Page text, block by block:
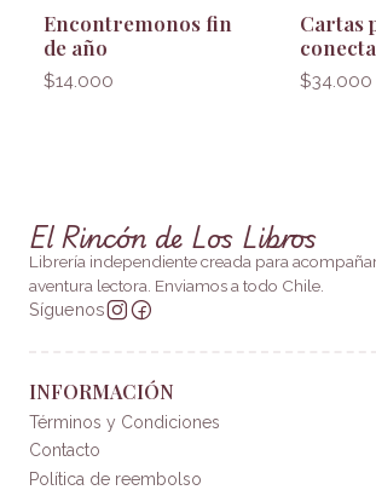
Encontremonos fin
de año
$14.000
Cartas
$34.000
El Rincón de Los Libros
Librería independiente creada para
aventura lectora. Enviamos a todo Chile.
Síguenos
INFORMACIÓN
Términos y Condiciones
Contacto
Política de reembolso